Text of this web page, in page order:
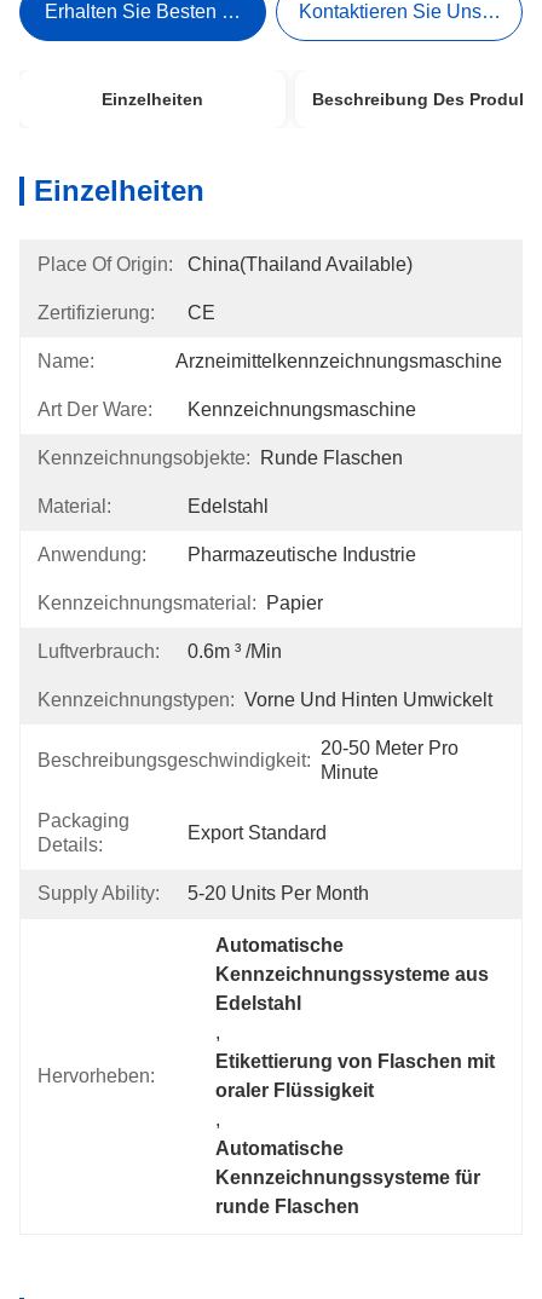
Erhalten Sie Besten Preis Kontaktieren Sie Uns Jetzt
Einzelheiten Beschreibung Des
Einzelheiten
Place Of Origin: China(Thailand Available)
Zertifizierung: CE
Name: Arzneimittelkennzeichnungsmaschine
Art Der Ware: Kennzeichnungsmaschine
Kennzeichnungsobjekte: Runde Flaschen
Material: Edelstahl
Anwendung: Pharmazeutische Industrie
Kennzeichnungsmaterial: Papier
Luftverbrauch: 0.6m ³ /min
Kennzeichnungstypen: Vorne Und Hinten Umwickelt
Beschreibungsgeschwindigkeit:
20-50 Meter Pro
Minute
Packaging
Details:
Export Standard
Supply Ability: 5-20 Units Per Month
Hervorheben:
Automatische
Kennzeichnungssysteme aus
Edelstahl
,
Etikettierung von Flaschen mit
oraler Flüssigkeit
,
Automatische
Kennzeichnungssysteme für
runde Flaschen